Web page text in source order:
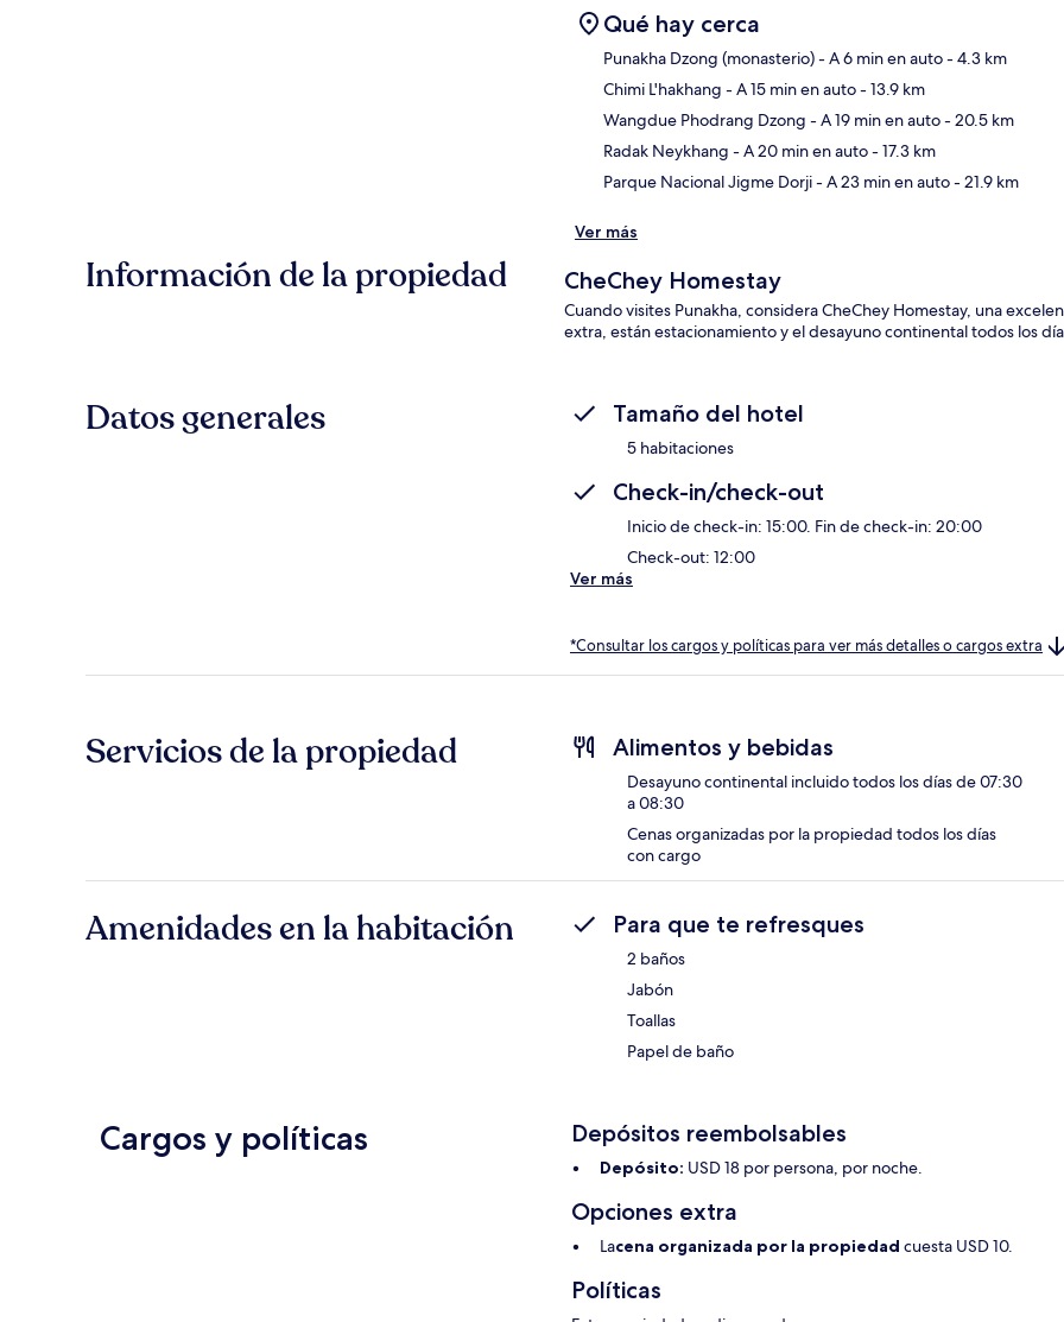
Qué hay cerca
Punakha Dzong (monasterio)- A 6 min en auto- 4.3 km
Chimi L'hakhang - A 15 min en auto- 13.9 km
Wangdue Phodrang Dzong - A 19 min en auto- 20.5 km
Radak Neykhang - A 20 min en auto- 17.3 km
Parque Nacional Jigme Dorji- A 23 min en auto- 21.9 km
Ver más
Información de la propiedad CheChey Homestay
Cuando visites Punakha, considera CheChey Homestay, una
extra, están estacionamiento y el desayuno continental todos los
Datos generales Tamaño del hotel
5 habitaciones
Check-in/check-out
Inicio de check-in: 15:00. Fin de check-in: 20:00
Check-out: 12:00
Ver más
*Consultar los cargos y políticas para ver más detalles o cargos extra
Servicios de la propiedad Alimentos y bebidas
Desayuno continental incluido todos los días de 07:30
a 08:30
Cenas organizadas por la propiedad todos los días
con cargo
Amenidades en la habitación Para que te refresques
2 baños
Jabón
Toallas
Papel de baño
Cargos y políticas Depósitos reembolsables
Depósito: USD 18 por persona, por noche.
Opciones extra
Lacena organizada por la propiedad cuesta USD 10.
Políticas